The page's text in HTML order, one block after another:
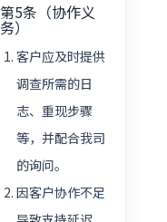
第5条（协作义
务）
客户应及时提供
调查所需的日
志、重现步骤
等，并配合我司
的询问。
因客户协作不足